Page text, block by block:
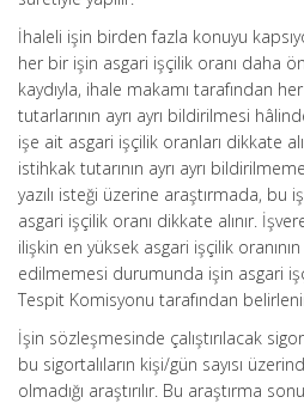
İhaleli işin birden fazla konuyu
her bir işin asgari işçilik oranı daha
kaydıyla, ihale makamı tarafından
tutarlarının ayrı ayrı bildirilmesi
işe ait asgari işçilik oranları dikkate
istihkak tutarının ayrı ayrı
yazılı isteği üzerine araştırmada, bu
asgari işçilik oranı dikkate alınır.
ilişkin en yüksek asgari işçilik
edilmemesi durumunda işin asgari
Tespit Komisyonu tarafından
İşin sözleşmesinde çalıştırılacak
bu sigortalıların kişi/gün sayısı
olmadığı araştırılır. Bu araştırma